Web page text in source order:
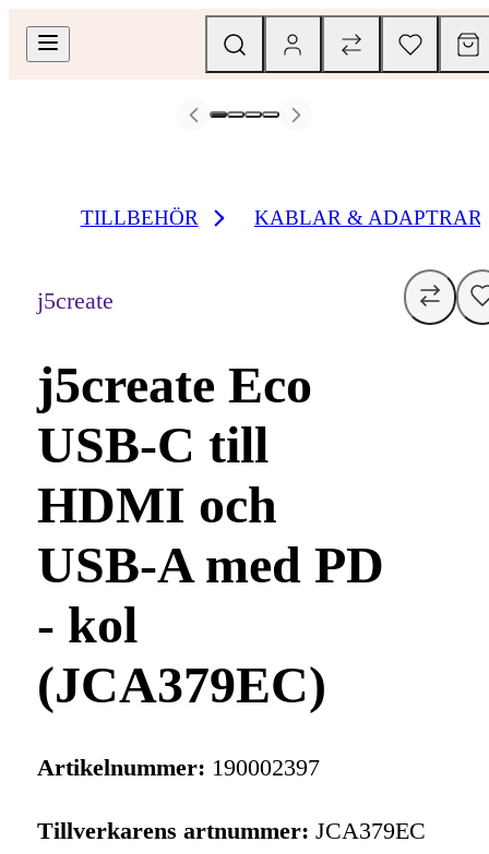
TILLBEHÖR KABLAR & ADAPTRAR
j5create
j5create Eco
USB-C till
HDMI och
USB-A med PD
- kol
(JCA379EC)
Artikelnummer: 190002397
Tillverkarens artnummer: JCA379EC